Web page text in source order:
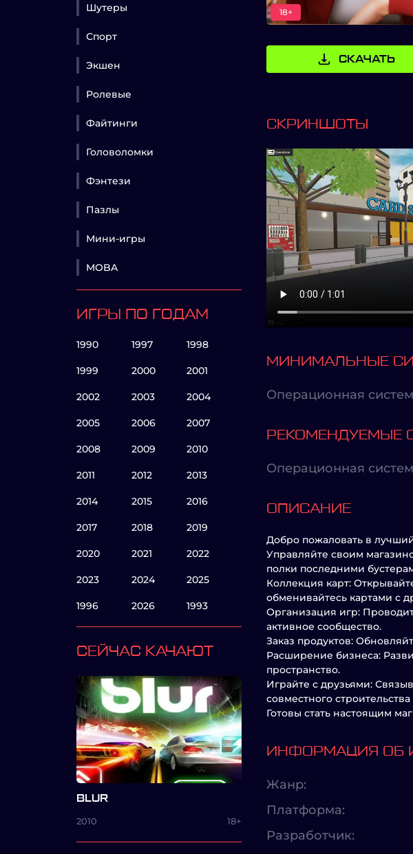
Шутеры
Спорт
Экшен
Ролевые
Файтинги
Головоломки
Фэнтези
Пазлы
Мини-игры
MOBA
ИГРЫ ПО ГОДАМ
1990 1997 1998
1999 2000 2001
2002 2003 2004
2005 2006 2007
2008 2009 2010
2011 2012 2013
2014 2015 2016
2017 2018 2019
2020 2021 2022
2023 2024 2025
1996 2026 1993
СЕЙЧАС КАЧАЮТ
BLUR
2010 18+
18+
СКАЧАТЬ
СКРИНШОТЫ
МИНИМАЛЬНЫЕ
Операционная
РЕКОМЕНДУЕМЫЕ
Операционная
ОПИСАНИЕ
Добро пожаловать в
Управляйте своим
полки последними
Коллекция карт:
обменивайтесь картами с
Организация игр:
активное сообщество.
Заказ продуктов:
Расширение бизнеса:
пространство.
Играйте с друзьями:
совместного
Готовы стать настоящим
ИНФОРМАЦИЯ ОБ
Жанр:
Платформа:
Разработчик: